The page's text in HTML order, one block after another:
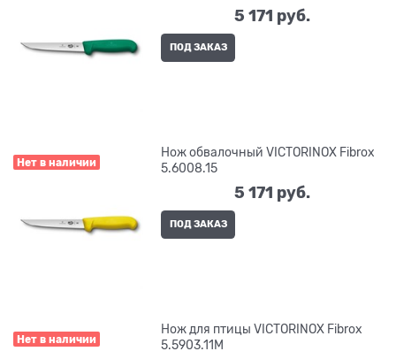
5 171 руб.
ПОД ЗАКАЗ
Нет в наличии
Нож обвалочный VICTORINOX Fibrox
5.6008.15
5 171 руб.
ПОД ЗАКАЗ
Нет в наличии
Нож для птицы VICTORINOX Fibrox
5.5903.11M